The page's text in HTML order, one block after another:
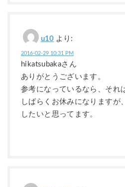
u10 より:
2016-02-29 10:31 PM
hikatsubakaさん
ありがとうございます。
参考になっているなら、それ
しばらくお休みになりますが
したいと思ってます。